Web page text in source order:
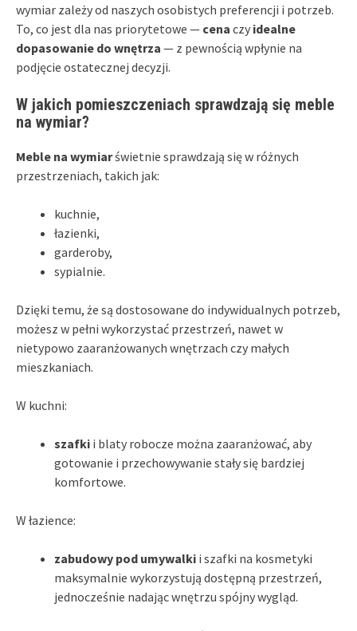
wymiar zależy od naszych osobistych preferencji i potrzeb.
To, co jest dla nas priorytetowe — cena czy idealne
dopasowanie do wnętrza — z pewnością wpłynie na
podjęcie ostatecznej decyzji.
W jakich pomieszczeniach sprawdzają się meble
na wymiar?
Meble na wymiarświetnie sprawdzają się w różnych
przestrzeniach, takich jak:
kuchnie,
łazienki,
garderoby,
sypialnie.
Dzięki temu, że są dostosowane do indywidualnych potrzeb,
możesz w pełni wykorzystać przestrzeń, nawet w
nietypowo zaaranżowanych wnętrzach czy małych
mieszkaniach.
W kuchni:
szafki i blaty robocze można zaaranżować, aby
gotowanie i przechowywanie stały się bardziej
komfortowe.
W łazience:
zabudowy pod umywalki i szafki na kosmetyki
maksymalnie wykorzystują dostępną przestrzeń,
jednocześnie nadając wnętrzu spójny wygląd.